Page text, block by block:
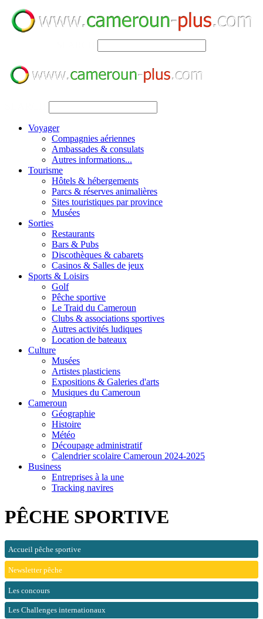
Voyager
Compagnies aériennes
Ambassades & consulats
Autres informations...
Tourisme
Hôtels & hébergements
Parcs & réserves animalières
Sites touristiques par province
Musées
Sorties
Restaurants
Bars & Pubs
Discothèques & cabarets
Casinos & Salles de jeux
Sports & Loisirs
Golf
Pêche sportive
Le Traid du Cameroun
Clubs & associations sportives
Autres activités ludiques
Location de bateaux
Culture
Musées
Artistes plasticiens
Expositions & Galeries d'arts
Musiques du Cameroun
Cameroun
Géographie
Histoire
Météo
Découpage administratif
Calendrier scolaire Cameroun 2024-2025
Business
Entreprises à la une
Tracking navires
PÊCHE SPORTIVE
Accueil pêche sportive
Newsletter pêche
Les concours
Les Challenges internationaux